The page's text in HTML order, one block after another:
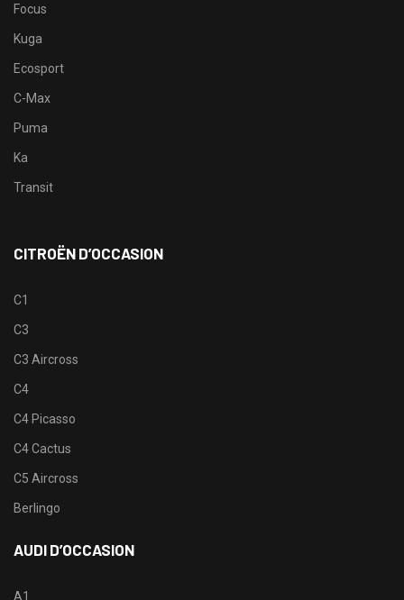
Focus
Kuga
Ecosport
C-Max
Puma
Ka
Transit
CITROËN D’OCCASION
C1
C3
C3 Aircross
C4
C4 Picasso
C4 Cactus
C5 Aircross
Berlingo
AUDI D’OCCASION
A1